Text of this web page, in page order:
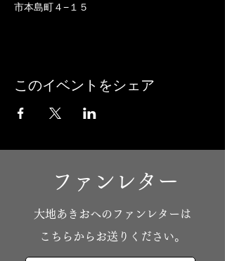
市本島町４−１５
このイベントをシェア
ファンレター
​大地あきおへのファンレターは
こちらからお送りください。